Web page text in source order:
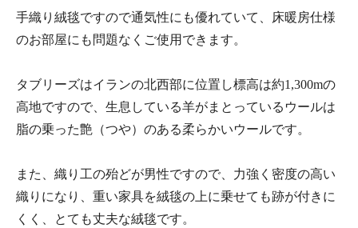
手織り絨毯ですので通気性にも優れていて、床暖房仕様
のお部屋にも問題なくご使用できます。
タブリーズはイランの北西部に位置し標高は約1,300mの
高地ですので、生息している羊がまとっているウールは
脂の乗った艶（つや）のある柔らかいウールです。
また、織り工の殆どが男性ですので、力強く密度の高い
織りになり、重い家具を絨毯の上に乗せても跡が付きに
くく、とても丈夫な絨毯です。